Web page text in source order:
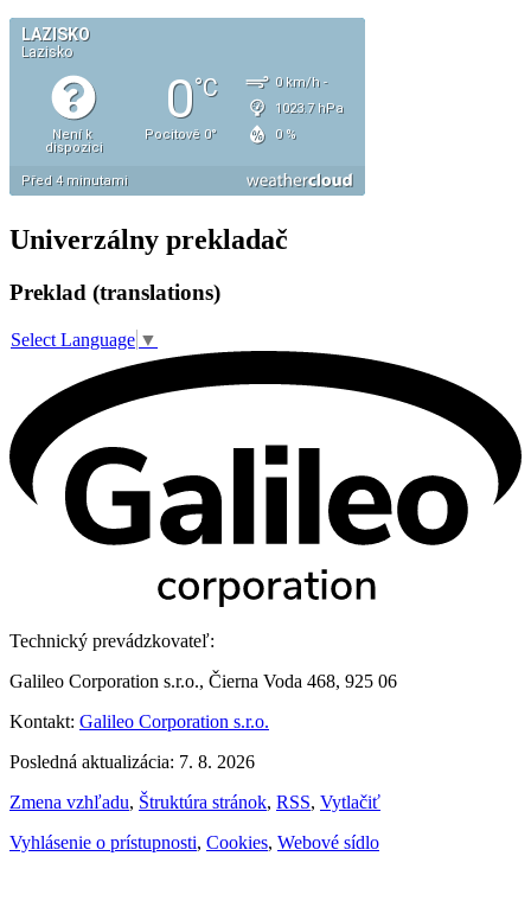
Univerzálny prekladač
Preklad (translations)
Select Language ▼
Technický prevádzkovateľ:
Galileo Corporation s.r.o., Čierna Voda 468, 925 06
Kontakt: Galileo Corporation s.r.o.
Posledná aktualizácia: 7. 8. 2026
Zmena vzhľadu, Štruktúra stránok, RSS, Vytlačiť
Vyhlásenie o prístupnosti, Cookies, Webové sídlo